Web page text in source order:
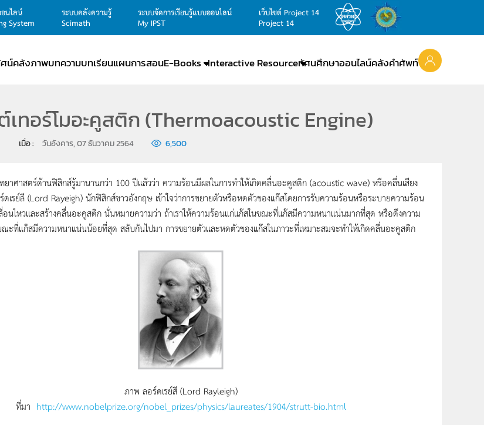
นไลน์
System
ระบบคลังความรู้
Scimath
ระบบจัดการเรียนรู้แบบออนไลน์
My IPST
เว็บไซต์ Project 14
Project 14
น์คลังภาพบทความบทเรียนแผนการสอนE-Books Interactive Resourceทัศนศึกษาออนไลน์คลังคำศัพท์
เทอร์โมอะคูสติก (Thermoacoustic Engine)
เมื่อ : วันอังคาร, 07 ธันวาคม 2564 6,500
ตร์ด้านฟิสิกส์รู้มานานกว่า 100 ปีแล้วว่า ความร้อนมีผลในการทำให้เกิดคลื่นอะคูสติก (acoustic wave) หรือคลื่นเสียง
รย์ลี (Lord Rayeigh) นักฟิสิกส์ขาวอังกฤษ เข้าใจว่าการขยายตัวหรือหดตัวของแก๊สโดยการรับความร้อนหรือระบายความร้อน
อนไหวและสร้างคลื่นอะคูสติก นั่นหมายความว่า ถ้าเราให้ความร้อนแก่แก๊สในขณะที่แก๊สมีความหนาแน่นมากที่สุด หรือดึงความ
ะที่แก๊สมีความหนาแน่นน้อยที่สุด สลับกันไปมา การขยายตัวและหดตัวของแก๊สในภาวะที่เหมาะสมจะทำให้เกิดคลื่นอะคูสติก
ภาพ ลอร์ดเรย์สี (Lord Rayleigh)
ที่มา http://www.nobelprize.org/nobel_prizes/physics/laureates/1904/strutt-bio.html